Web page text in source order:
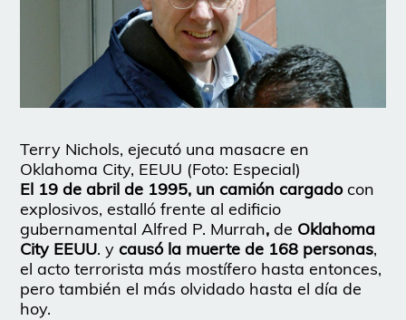
Terry Nichols, ejecutó una masacre en
Oklahoma City, EEUU (Foto: Especial)
El 19 de abril de 1995, un camión cargadocon
explosivos, estalló frente al edificio
gubernamental Alfred P. Murrah, de Oklahoma
City EEUU. ycausó la muerte de 168 personas,
el acto terrorista más mostífero hasta entonces,
pero también el más olvidado hasta el día de
hoy.